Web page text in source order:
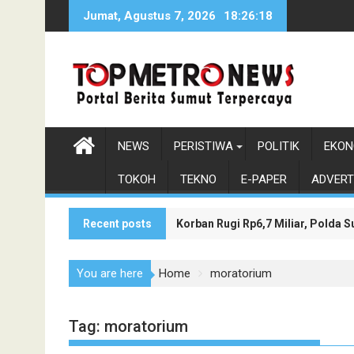
Jumat, Agustus 7, 2026 18:26:19
NEWS PERISTIWA POLITIK
TOKOH TEKNO E-PAPER
Recent posts Korban Rugi Rp6,7 Miliar, Polda
Wakil Bupati Asahan Dukung
You are here Home moratorium
Tag: moratorium